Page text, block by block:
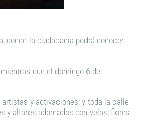
donde la ciudadanía podrá conocer
que el domingo 6 de
y activaciones; y toda la calle
y altares adornados con velas, flores